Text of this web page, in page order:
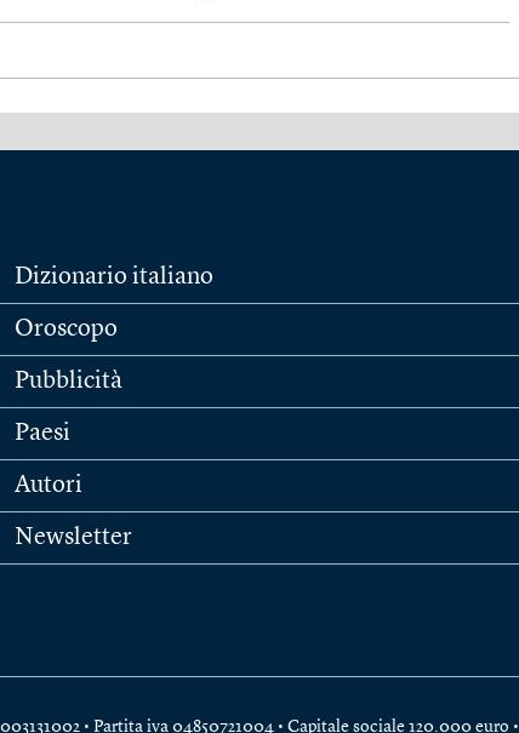
Dizionario italiano
Oroscopo
Pubblicità
Paesi
Autori
Newsletter
• Partita iva 04850721004 • Capitale sociale 120.000 euro •